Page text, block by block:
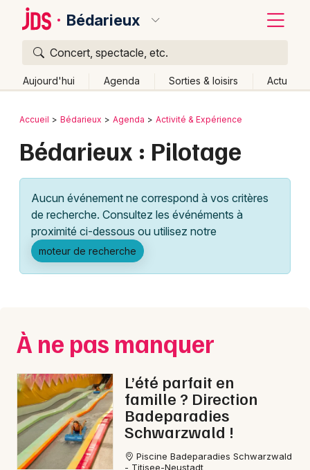
Bédarieux
Concert, spectacle, etc.
Aujourd'hui Agenda Sorties & loisirs Actu
Publier un événement
Grands événements
Activité & Expérience
Manifestations
Spectacles
Concerts
Sports
Soirées
Bordeaux
Lille
Lyon
Marseille
Nantes
Nice
Paris
Strasbourg
Toulouse
Retour
Accueil Bédarieux Agenda Activité & Expérience
Bédarieux : Pilotage
Aucun événement ne correspond à vos critères
de recherche. Consultez les événéments à
proximité ci-dessous ou utilisez notre
moteur de recherche
À ne pas manquer
L’été parfait en
famille ? Direction
Badeparadies
Schwarzwald !
Piscine Badeparadies Schwarzwald
- Titisee-Neustadt
Quoi ?
Où ?
Languedoc-Roussillon
Partout
Près de moi
Quand ?
Effacer les dates